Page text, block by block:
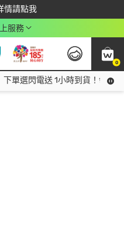
情請點我
回饋$350
服務
0
下單選閃電送 1小時到貨！領神